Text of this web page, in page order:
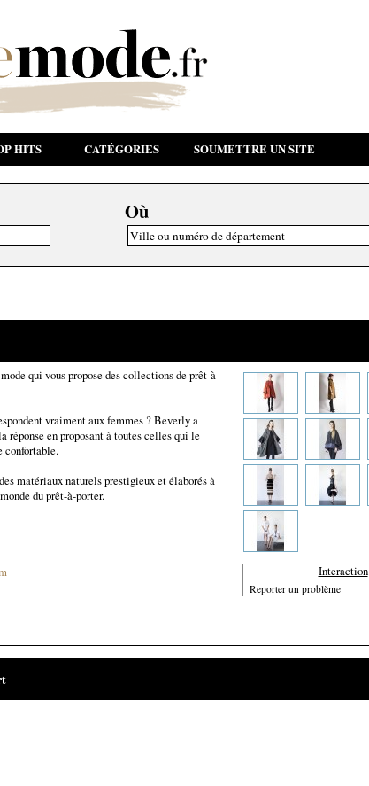
HITS CATÉGORIES SOUMETTRE UN SITE
Où
qui vous propose des collections de prêt-à-
vraiment aux femmes ? Beverly a
réponse en proposant à toutes celles qui le
confortable.
matériaux naturels prestigieux et élaborés à
du prêt-à-porter.
Interaction
Reporter un problème